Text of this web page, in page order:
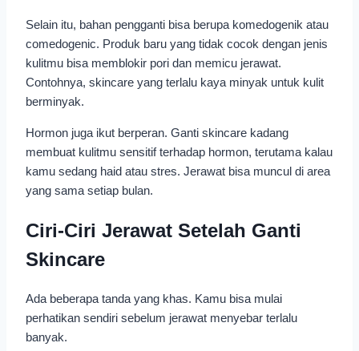
Selain itu, bahan pengganti bisa berupa komedogenik atau
comedogenic. Produk baru yang tidak cocok dengan jenis
kulitmu bisa memblokir pori dan memicu jerawat.
Contohnya, skincare yang terlalu kaya minyak untuk kulit
berminyak.
Hormon juga ikut berperan. Ganti skincare kadang
membuat kulitmu sensitif terhadap hormon, terutama kalau
kamu sedang haid atau stres. Jerawat bisa muncul di area
yang sama setiap bulan.
Ciri-Ciri Jerawat Setelah Ganti
Skincare
Ada beberapa tanda yang khas. Kamu bisa mulai
perhatikan sendiri sebelum jerawat menyebar terlalu
banyak.